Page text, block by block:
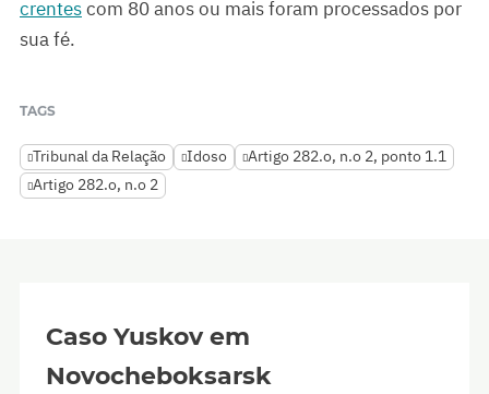
crentescom 80 anos ou mais foram processados por
sua fé.
TAGS
Tribunal da Relação Idoso
Artigo 282.o, n.o 2, ponto 1.1
Artigo 282.o, n.o 2
Caso Yuskov em
Novocheboksarsk